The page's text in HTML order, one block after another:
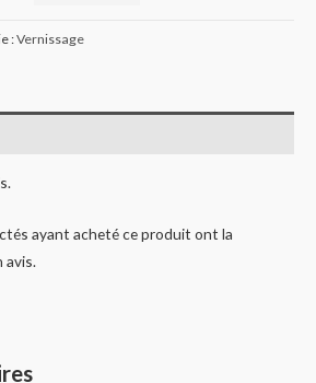
:Vernissage
ayant acheté ce produit ont la
avis.